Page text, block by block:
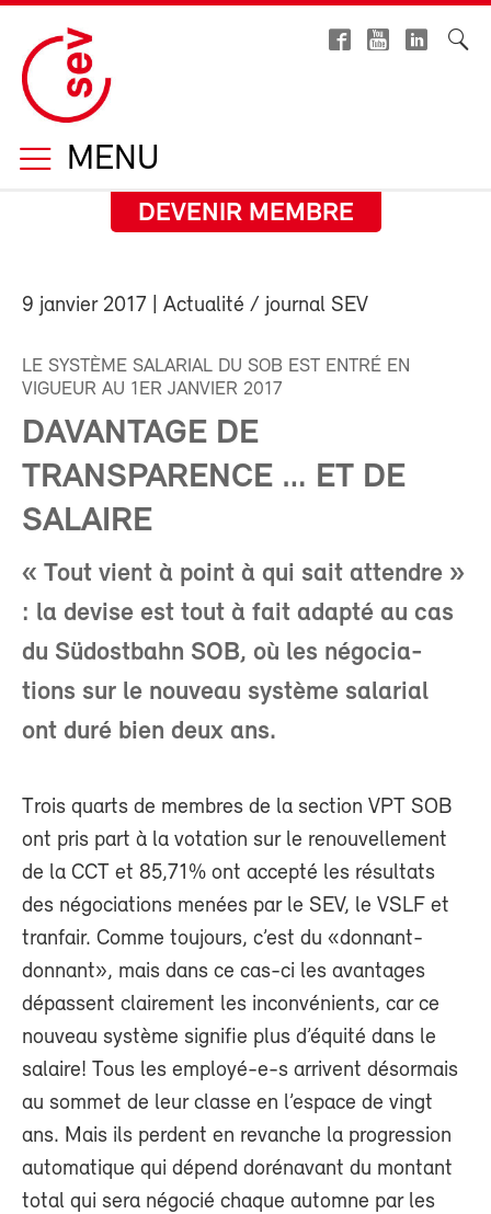
MENU
DEVENIR MEMBRE
9 janvier 2017 | Actualité / journal SEV
LE SYSTÈME SALARIAL DU SOB EST ENTRÉ EN
VIGUEUR AU 1ER JANVIER 2017
DAVANTAGE DE
TRANSPARENCE … ET DE
SALAIRE
« Tout vient à point à qui sait attendre »
: la devise est tout à fait adapté au cas
du Südostbahn SOB, où les négocia-
tions sur le nouveau système salarial
ont duré bien deux ans.
Trois quarts de membres de la section VPT SOB
ont pris part à la votation sur le renouvellement
de la CCT et 85,71% ont accepté les résultats
des négociations menées par le SEV, le VSLF et
tranfair. Comme toujours, c’est du «donnant-
donnant», mais dans ce cas-ci les avantages
dépassent clairement les inconvénients, car ce
nouveau système signifie plus d’équité dans le
salaire! Tous les employé-e-s arrivent désormais
au sommet de leur classe en l’espace de vingt
ans. Mais ils perdent en revanche la progression
automatique qui dépend dorénavant du montant
total qui sera négocié chaque automne par les